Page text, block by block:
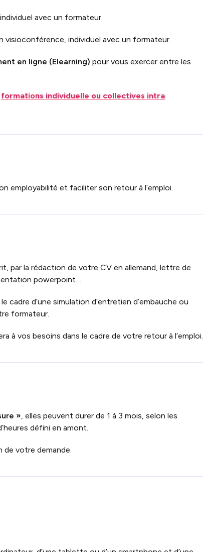
avec un formateur.
visioconférence, individuel avec un formateur.
en ligne (Elearning) pour vous exercer entre les
formations individuelle ou collectives intra
employabilité et faciliter son retour à l’emploi.
par la rédaction de votre CV en allemand, lettre de
powerpoint…
cadre d’une simulation d’entretien d’embauche ou
formateur.
à vos besoins dans le cadre de votre retour à l’emploi.
», elles peuvent durer de 1 à 3 mois, selon les
défini en amont.
de votre demande.